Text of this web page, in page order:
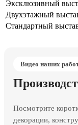
Эксклюзивный
Двухэтажный
Стандартный
Видео наших
Посмотрите
декорации,